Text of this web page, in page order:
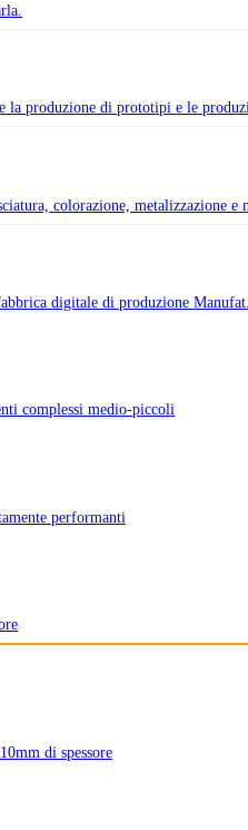
la produzione di prototipi e le
colorazione, metalizzazione e
digitale di produzione Manufat.
complessi medio-piccoli
performanti
di spessore